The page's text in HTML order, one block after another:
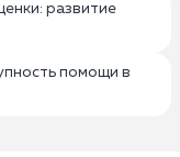
развитие
помощи в